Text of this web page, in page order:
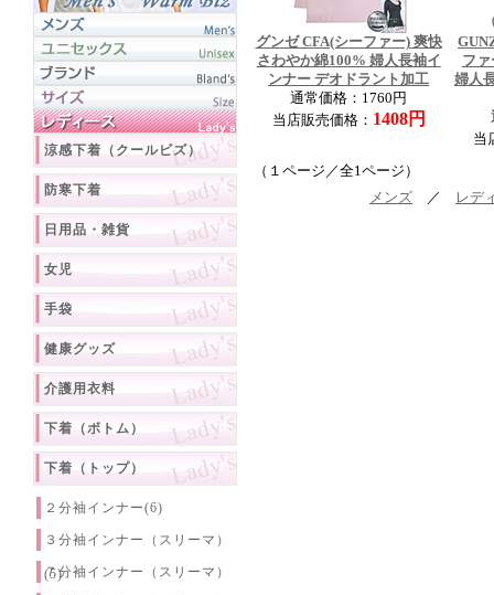
涼感下着（クールビズ）
防寒下着
日用品・雑貨
女児
手袋
健康グッズ
介護用衣料
下着（ボトム）
下着（トップ）
２分袖インナー(6)
３分袖インナー（スリーマ）
(5)
７分袖インナー（スリーマ）
グンゼ CFA(シーファー) 爽快
さわやか綿100% 婦人長袖イ
ンナー デオドラント加工
通常価格：1760円
当店販売価格： 1408円
フ
婦人
当
（１ページ／全1ページ）
メンズ ／ レデ